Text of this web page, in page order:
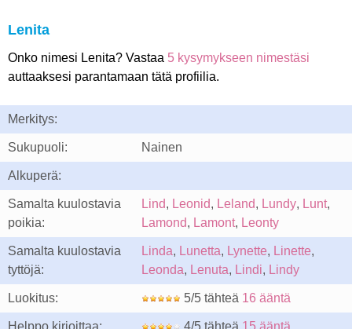
Lenita
Onko nimesi Lenita? Vastaa 5 kysymykseen nimestäsi
auttaaksesi parantamaan tätä profiilia.
Merkitys:
Sukupuoli: Nainen
Alkuperä:
Samalta kuulostavia
poikia:
Lind, Leonid, Leland, Lundy, Lunt,
Lamond, Lamont, Leonty
Samalta kuulostavia
tyttöjä:
Linda, Lunetta, Lynette, Linette,
Leonda, Lenuta, Lindi, Lindy
Luokitus: 5/5 tähteä 16 ääntä
Helppo kirjoittaa: 4/5 tähteä 15 ääntä